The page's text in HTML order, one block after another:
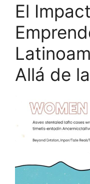
El
Allá de